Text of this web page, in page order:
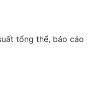
tổng thể, báo cáo